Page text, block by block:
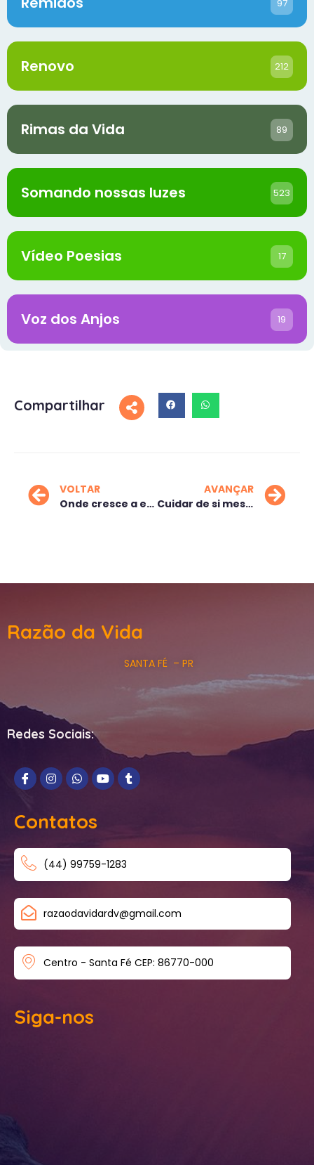
97
Renovo 212
Rimas da Vida 89
Somando nossas luzes 523
Vídeo Poesias 17
Voz dos Anjos 19
Compartilhar
VOLTAR
Onde cresce a esperança
AVANÇAR
Cuidar de si mesma
Razão da Vida
SANTA FÉ – PR
Redes Sociais:
Contatos
(44) 99759-1283
razaodavidardv@gmail.com
Centro - Santa Fé CEP: 86770-000
Siga-nos